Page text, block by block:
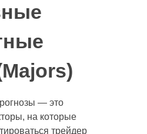
— это
на которые
трейдер